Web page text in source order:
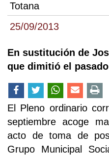
25/09/2013
Totana
En sustitución de
que dimitió el
El Pleno ordinario
septiembre acoge
acto de toma de
Grupo Municipal